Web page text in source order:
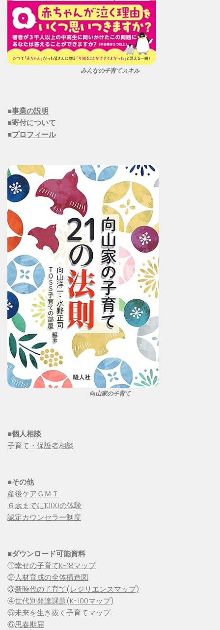
みんなの子育てスキル
■事業の説明
■寄付について
■プロフィール
向山家の子育て
■個人相談
子育て・保護者相談
■その他
産後ケアＧＭＴ
６歳までに1000の体験
認定カウンセラー制度
■ダウンロード可能資料
①幸せの子育てK-18マップ
②人材育成の全体構造図
③新時代の子育て(レジリエンスマップ)
④世代別発達課題(K-100マップ)
⑤未来を生き抜く子育てマップ
⑥思春期届